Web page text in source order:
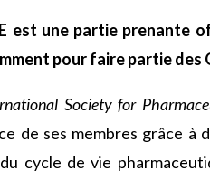
est une partie prenante
pour faire partie des
Society for
de ses membres grâce
cycle de vie